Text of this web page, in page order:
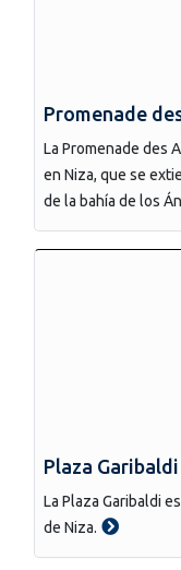
Promenade
La Promenade des
en Niza, que se
de la bahía de los
Plaza Garibaldi
La Plaza Garibaldi
de Niza.